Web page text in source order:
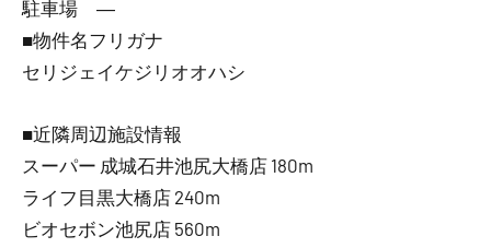
駐車場 ―
■物件名フリガナ
セリジェイケジリオオハシ
■近隣周辺施設情報
スーパー 成城石井池尻大橋店 180m
ライフ目黒大橋店 240m
ビオセボン池尻店 560m